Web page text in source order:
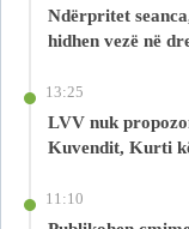
Ndërpritet
hidhen vezë në
13:25
LVV nuk
Kuvendit, Kurti
11:10